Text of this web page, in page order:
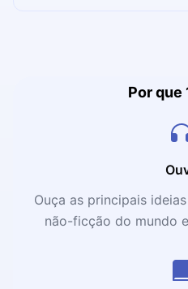
Por que
Ouça as principais
não-ficção do mundo